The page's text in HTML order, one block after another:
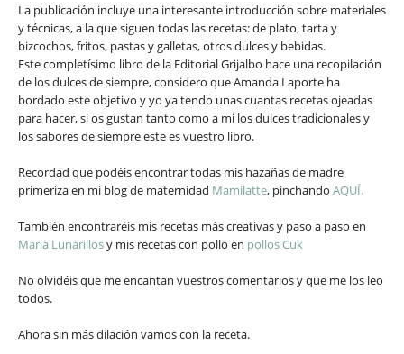
La publicación incluye una interesante introducción sobre materiales
y técnicas, a la que siguen todas las recetas: de plato, tarta y
bizcochos, fritos, pastas y galletas, otros dulces y bebidas.
Este completísimo libro de la Editorial Grijalbo hace una recopilación
de los dulces de siempre, considero que Amanda Laporte ha
bordado este objetivo y yo ya tendo unas cuantas recetas ojeadas
para hacer, si os gustan tanto como a mi los dulces tradicionales y
los sabores de siempre este es vuestro libro.
Recordad que podéis encontrar todas mis hazañas de madre
primeriza en mi blog de maternidad Mamilatte, pinchando AQUÍ.
También encontraréis mis recetas más creativas y paso a paso en
Maria Lunarillosy mis recetas con pollo en pollos Cuk
No olvidéis que me encantan vuestros comentarios y que me los leo
todos.
Ahora sin más dilación vamos con la receta.